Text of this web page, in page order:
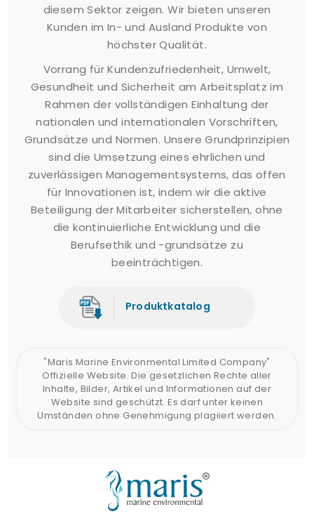
diesem Sektor zeigen. Wir bieten unseren
Kunden im In- und Ausland Produkte von
höchster Qualität.
Vorrang für Kundenzufriedenheit, Umwelt,
Gesundheit und Sicherheit am Arbeitsplatz im
Rahmen der vollständigen Einhaltung der
nationalen und internationalen Vorschriften,
Grundsätze und Normen. Unsere Grundprinzipien
sind die Umsetzung eines ehrlichen und
zuverlässigen Managementsystems, das offen
für Innovationen ist, indem wir die aktive
Beteiligung der Mitarbeiter sicherstellen, ohne
die kontinuierliche Entwicklung und die
Berufsethik und -grundsätze zu
beeinträchtigen.
Produktkatalog
"Maris Marine Environmental Limited Company"
Offizielle Website. Die gesetzlichen Rechte aller
Inhalte, Bilder, Artikel und Informationen auf der
Website sind geschützt. Es darf unter keinen
Umständen ohne Genehmigung plagiiert werden.